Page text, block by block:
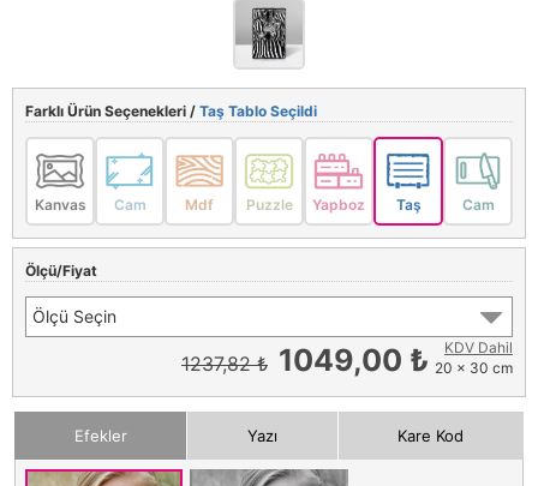
Farklı Ürün Seçenekleri / Taş Tablo Seçildi
Kanvas Cam Mdf Puzzle Yapboz Taş Cam
Ölçü/Fiyat
Ölçü Seçin
1237,82 ₺ 1049,00 ₺
KDV Dahil
20 x 30 cm
Efekler Yazı Kare Kod